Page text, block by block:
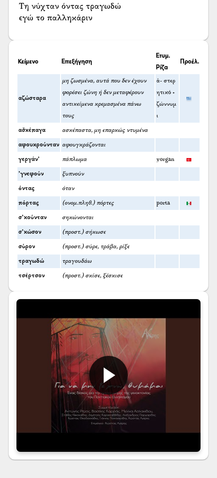
Τη νύχταν όντας τραγωδώ
εγώ το παλληκάριν
Κείμενο Επεξήγηση
Ετυμ.
Ρίζα
Προέλ.
αζώσταρα
μη ζωσμένα, αυτά που δεν έχουν
φορέσει ζώνη ή δεν μεταφέρουν
αντικείμενα κρεμασμένα πάνω
τους
ἀ- στερ
ητικό +
ζώννυμ
ι
ασ̌κέπαγα ασκέπαστα, μη επαρκώς ντυμένα
αφουκρούνταν αφουγκράζονται
γεργάν’ πάπλωμα yorgan
’γνεφούν ξυπνούν
όντας όταν
πόρτας (ονομ.πληθ.) πόρτες porta
σ’κούνταν σηκώνονται
σ’κώσον (προστ.) σήκωσε
σύρον (προστ.) σύρε, τράβα, ρίξε
τραγωδώ τραγουδάω
τσέρτσον (προστ.) σκίσε, ξέσκισε